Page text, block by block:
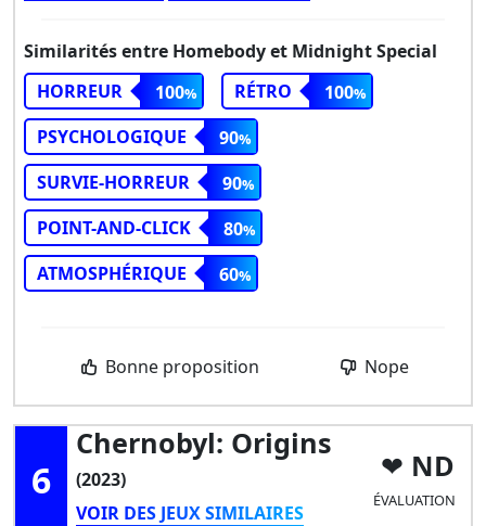
Similarités entre Homebody et Midnight Special
HORREUR
100 RÉTRO
100
PSYCHOLOGIQUE
90
SURVIE-HORREUR
90
POINT-AND-CLICK
80
ATMOSPHÉRIQUE
60
Bonne proposition Nope
6
Chernobyl: Origins
(2023)
VOIR DES JEUX SIMILAIRES
ND
ÉVALUATION